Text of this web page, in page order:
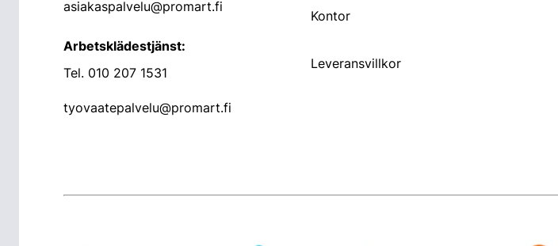
asiakaspalvelu@promart.fi
Arbetsklädestjänst:
Tel. 010 207 1531
tyovaatepalvelu@promart.fi
Kontor
Leveransvillkor